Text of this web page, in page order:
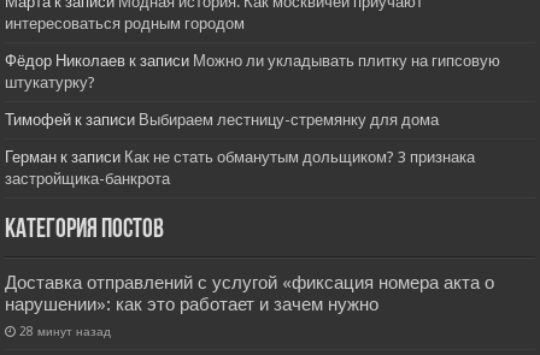
интересоваться родным городом
Фёдор Николаев к записи Можно ли укладывать плитку на гипсовую
штукатурку?
Тимофей к записи Выбираем лестницу-стремянку для дома
Герман к записи Как не стать обманутым дольщиком? 3 признака
застройщика-банкрота
Категория постов
Доставка отправлений с услугой «фиксация номера акта о
нарушении»: как это работает и зачем нужно
28 минут назад